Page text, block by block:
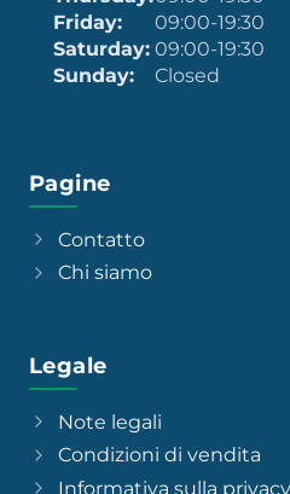
Friday:
09:00-19:30
Saturday: 09:00-19:30
Sunday:
Closed
Pagine
Contatto
Chi siamo
Legale
Note legali
Condizioni di vendita
Informativa sulla privacy